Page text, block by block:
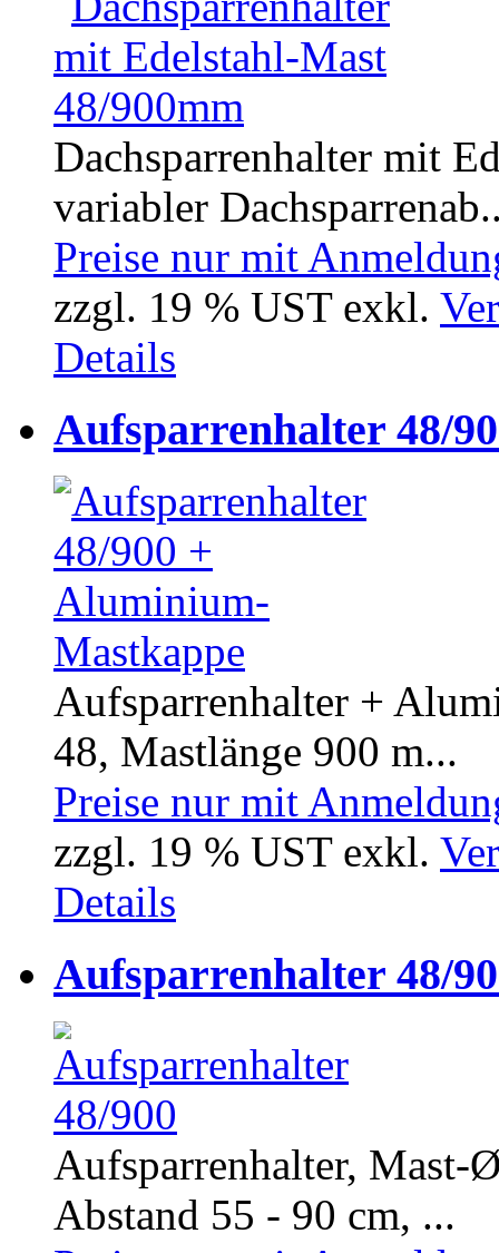
Dachsparrenhalter mit
variabler
Preise nur mit
zzgl. 19 % UST exkl.
Details
Aufsparrenhalter 48/
Aufsparrenhalter +
48, Mastlänge 900 m...
Preise nur mit
zzgl. 19 % UST exkl.
Details
Aufsparrenhalter 48/
Aufsparrenhalter, Mast-
Abstand 55 - 90 cm, ...